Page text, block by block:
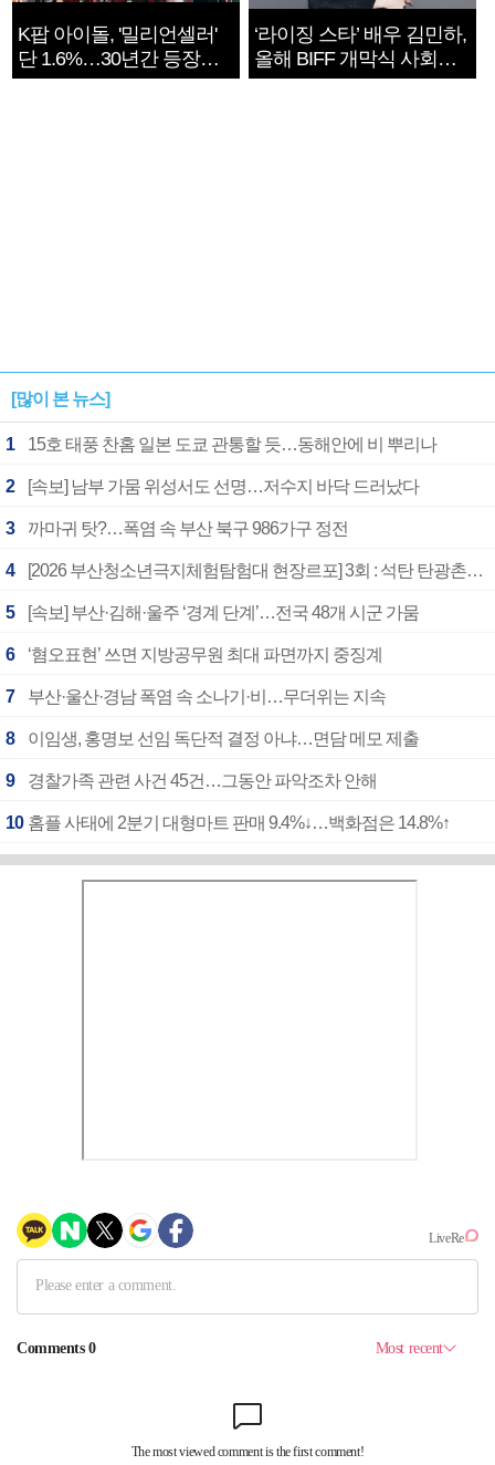
K팝 아이돌, '밀리언셀러'
단 1.6%…30년간 등장
1182개팀 전수조사
‘라이징 스타’ 배우 김민하,
올해 BIFF 개막식 사회자
확정
[많이 본 뉴스]
1 15호 태풍 찬홈 일본 도쿄 관통할 듯…동해안에 비 뿌리나
2 [속보] 남부 가뭄 위성서도 선명…저수지 바닥 드러났다
3 까마귀 탓?…폭염 속 부산 북구 986가구 정전
4 [2026 부산청소년극지체험탐험대 현장르포] 3회 : 석탄 탄광촌에서 북극 연구의 중심지로
5 [속보] 부산·김해·울주 ‘경계 단계’…전국 48개 시군 가뭄
6 ‘혐오표현’ 쓰면 지방공무원 최대 파면까지 중징계
7 부산·울산·경남 폭염 속 소나기·비…무더위는 지속
8 이임생, 홍명보 선임 독단적 결정 아냐…면담 메모 제출
9 경찰가족 관련 사건 45건…그동안 파악조차 안해
10 홈플 사태에 2분기 대형마트 판매 9.4%↓…백화점은 14.8%↑